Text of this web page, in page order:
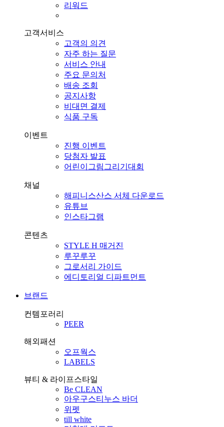
리워드
고객서비스
고객의 의견
자주 하는 질문
서비스 안내
주요 문의처
배송 조회
공지사항
비대면 결제
식품 구독
이벤트
진행 이벤트
당첨자 발표
어린이그림그리기대회
채널
해피니스산스 서체 다운로드
유튜브
인스타그램
콘텐츠
STYLE H 매거진
루꾸루꾸
그로서리 가이드
에디토리얼 디파트먼트
브랜드
컨템포러리
PEER
해외패션
오프웍스
LABELS
뷰티 & 라이프스타일
Be CLEAN
아우구스티누스 바더
위펫
till white